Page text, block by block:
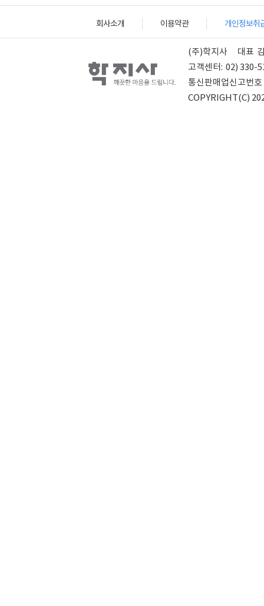
회사소개 이용약관 개인정보취
(주)학지사 대표
고객센터: 02) 330-
통신판매업신고번호
COPYRIGHT(C)